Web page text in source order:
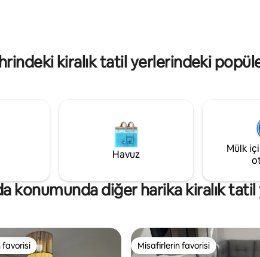
kiralık tatil yerlerindeki
Havuz
Mülk
konumunda diğer harika kiralık
favorisi
favorisi Misafirlerin favorisi
Misafirlerin favorisi